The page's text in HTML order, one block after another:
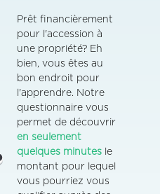
Prêt financièrement
pour l'accession à
une propriété? Eh
bien, vous êtes au
bon endroit pour
l'apprendre. Notre
questionnaire vous
permet de découvrir
en seulement
quelques minutes le
montant pour lequel
vous pourriez vous